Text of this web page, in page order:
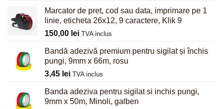
Marcator de pret, cod sau data, imprimare pe 1
linie, eticheta 26x12, 9 caractere, Klik 9
150,00 lei TVA inclus
Bandă adezivă premium pentru sigilat și închis
pungi, 9mm x 66m, rosu
3,45 lei TVA inclus
Banda adeziva pentru sigilat si inchis pungi,
9mm x 50m, Minoli, galben